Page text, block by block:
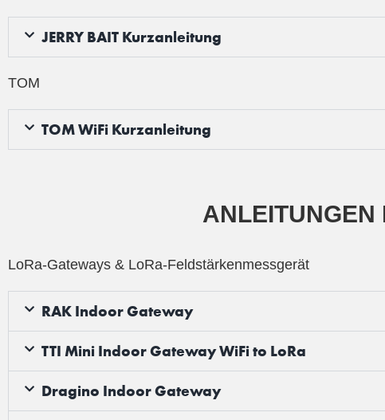
JERRY BAIT Kurzanleitung
TOM
TOM WiFi Kurzanleitung
ANLEITUNGEN
LoRa-Gateways & LoRa-Feldstärkenmessgerät
RAK Indoor Gateway
TTI Mini Indoor Gateway WiFi to LoRa
Dragino Indoor Gateway